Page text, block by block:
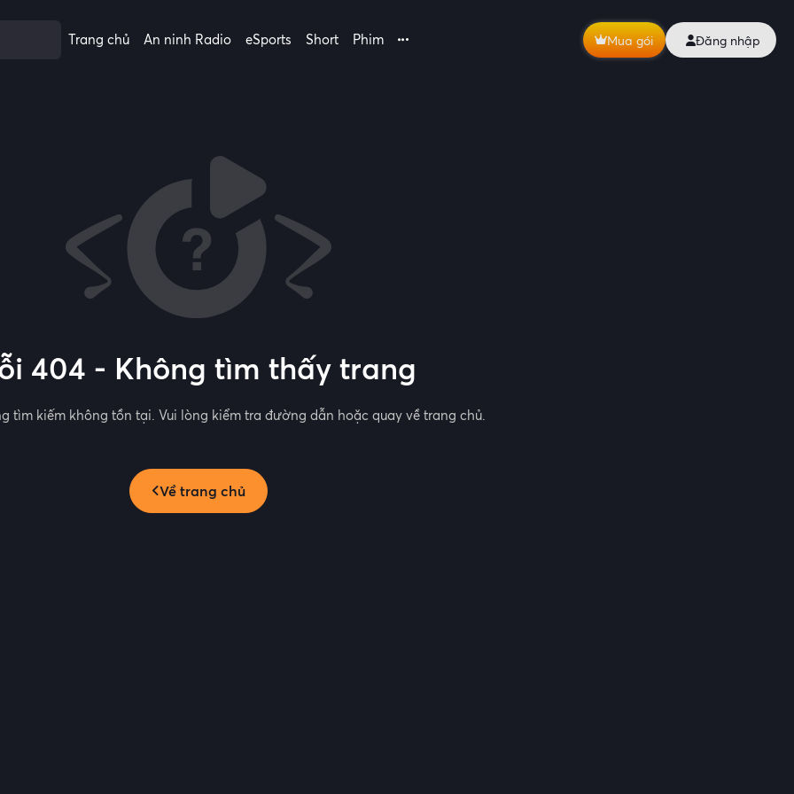
Trang chủ An ninh Radio eSports Short Phim Mua gói Đăng nhập
404 - Không tìm thấy trang
tìm kiếm không tồn tại. Vui lòng kiểm tra đường dẫn hoặc quay về trang chủ.
Về trang chủ